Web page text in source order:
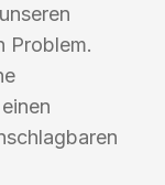
Problem.